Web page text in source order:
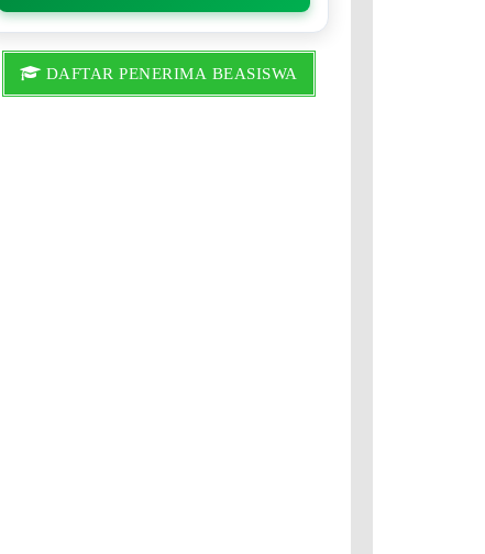
DAFTAR PENERIMA BEASISWA